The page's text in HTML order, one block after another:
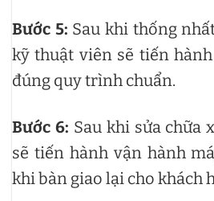
Bước 5: Sau khi thống
kỹ thuật viên sẽ tiến
đúng quy trình chuẩn.
Bước 6: Sau khi sửa chữa
sẽ tiến hành vận hành
khi bàn giao lại cho khách